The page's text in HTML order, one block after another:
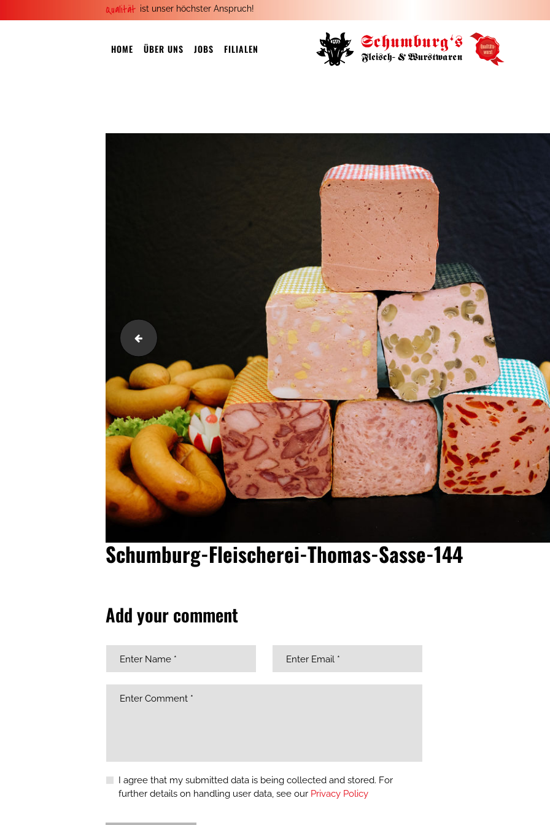
Qualität ist unser höchster Anspruch!
HOME ÜBER UNS JOBS FILIALEN
HOME
ÜBER UNS
JOBS
SORTIMENT
PARTYSERVICE
KONTAKT
Schumburg-Fleischerei-Thomas-Sasse-140
Schumburg-Fleischerei-Thomas-Sasse-144
Add your comment
I agree that my submitted data is being collected and stored. For
further details on handling user data, see our Privacy Policy